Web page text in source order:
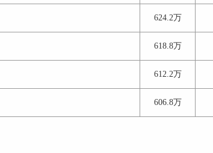
624.2万
618.8万
612.2万
606.8万